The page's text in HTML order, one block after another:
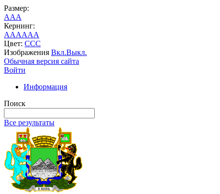
Размер:
AAA
Кернинг:
AAAAAA
Цвет: CCC
Изображения Вкл.Выкл.
Обычная версия сайта
Войти
Информация
Поиск
Все результаты